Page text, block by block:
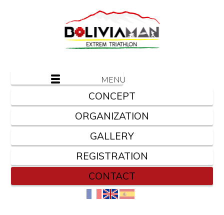
MENU
CONCEPT
ORGANIZATION
GALLERY
REGISTRATION
CONTACT